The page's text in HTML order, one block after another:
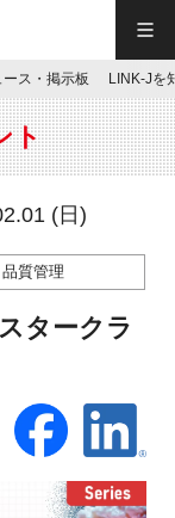
ース・掲示板 LINK-Jを
ト
(日)
品質管理
タークラ